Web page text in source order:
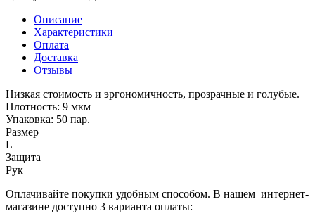
Описание
Характеристики
Оплата
Доставка
Отзывы
Низкая стоимость и эргономичность, прозрачные и голубые.
Плотность: 9 мкм
Упаковка: 50 пар.
Размер
L
Защита
Рук
Оплачивайте покупки удобным способом. В нашем интернет-
магазине доступно 3 варианта оплаты: